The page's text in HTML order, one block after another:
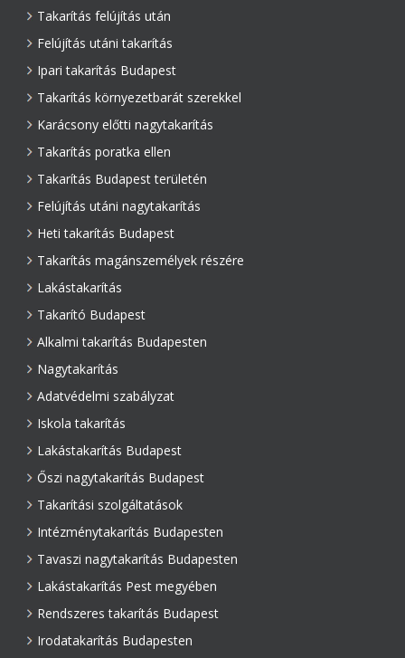
Takarítás felújítás után
Felújítás utáni takarítás
Ipari takarítás Budapest
Takarítás környezetbarát szerekkel
Karácsony előtti nagytakarítás
Takarítás poratka ellen
Takarítás Budapest területén
Felújítás utáni nagytakarítás
Heti takarítás Budapest
Takarítás magánszemélyek részére
Lakástakarítás
Takarító Budapest
Alkalmi takarítás Budapesten
Nagytakarítás
Adatvédelmi szabályzat
Iskola takarítás
Lakástakarítás Budapest
Őszi nagytakarítás Budapest
Takarítási szolgáltatások
Intézménytakarítás Budapesten
Tavaszi nagytakarítás Budapesten
Lakástakarítás Pest megyében
Rendszeres takarítás Budapest
Irodatakarítás Budapesten